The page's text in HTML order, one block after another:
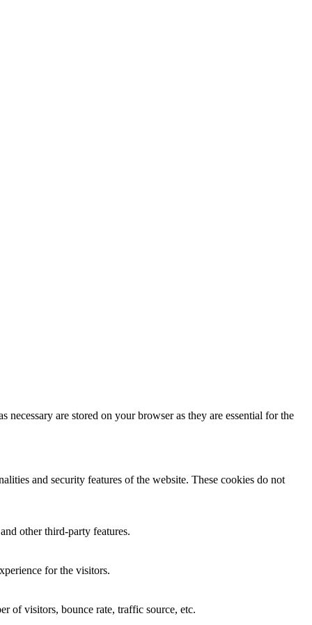
are stored on your browser as they are essential for the
and security features of the website. These cookies do not
other third-party features.
for the visitors.
of visitors, bounce rate, traffic source, etc.